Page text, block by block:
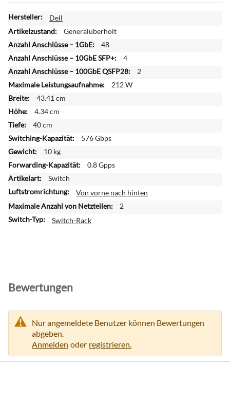
W
e
t
e
r
e
n
f
o
r
a
t
i
o
e
n
Dell
Generalüberholt
48
4
2
212 W
43.41 cm
4.34 cm
40 cm
576 Gbps
10 kg
0.8 Gpps
Switch
Von vorne nach hinten
2
Switch-Rack
Bewertungen
Nur angemeldete Benutzer können Bewertungen
abgeben.
Anmelden oder registrieren.